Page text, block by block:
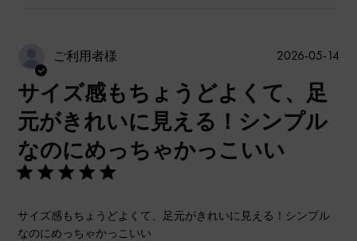
ご利用者様
サイズ感もちょうどよくて、足
元がきれいに見える！シンプル
なのにめっちゃかっこいい
サイズ感もちょうどよくて、足元がきれいに見える！シンプル
なのにめっちゃかっこいい
公
2026-05-14